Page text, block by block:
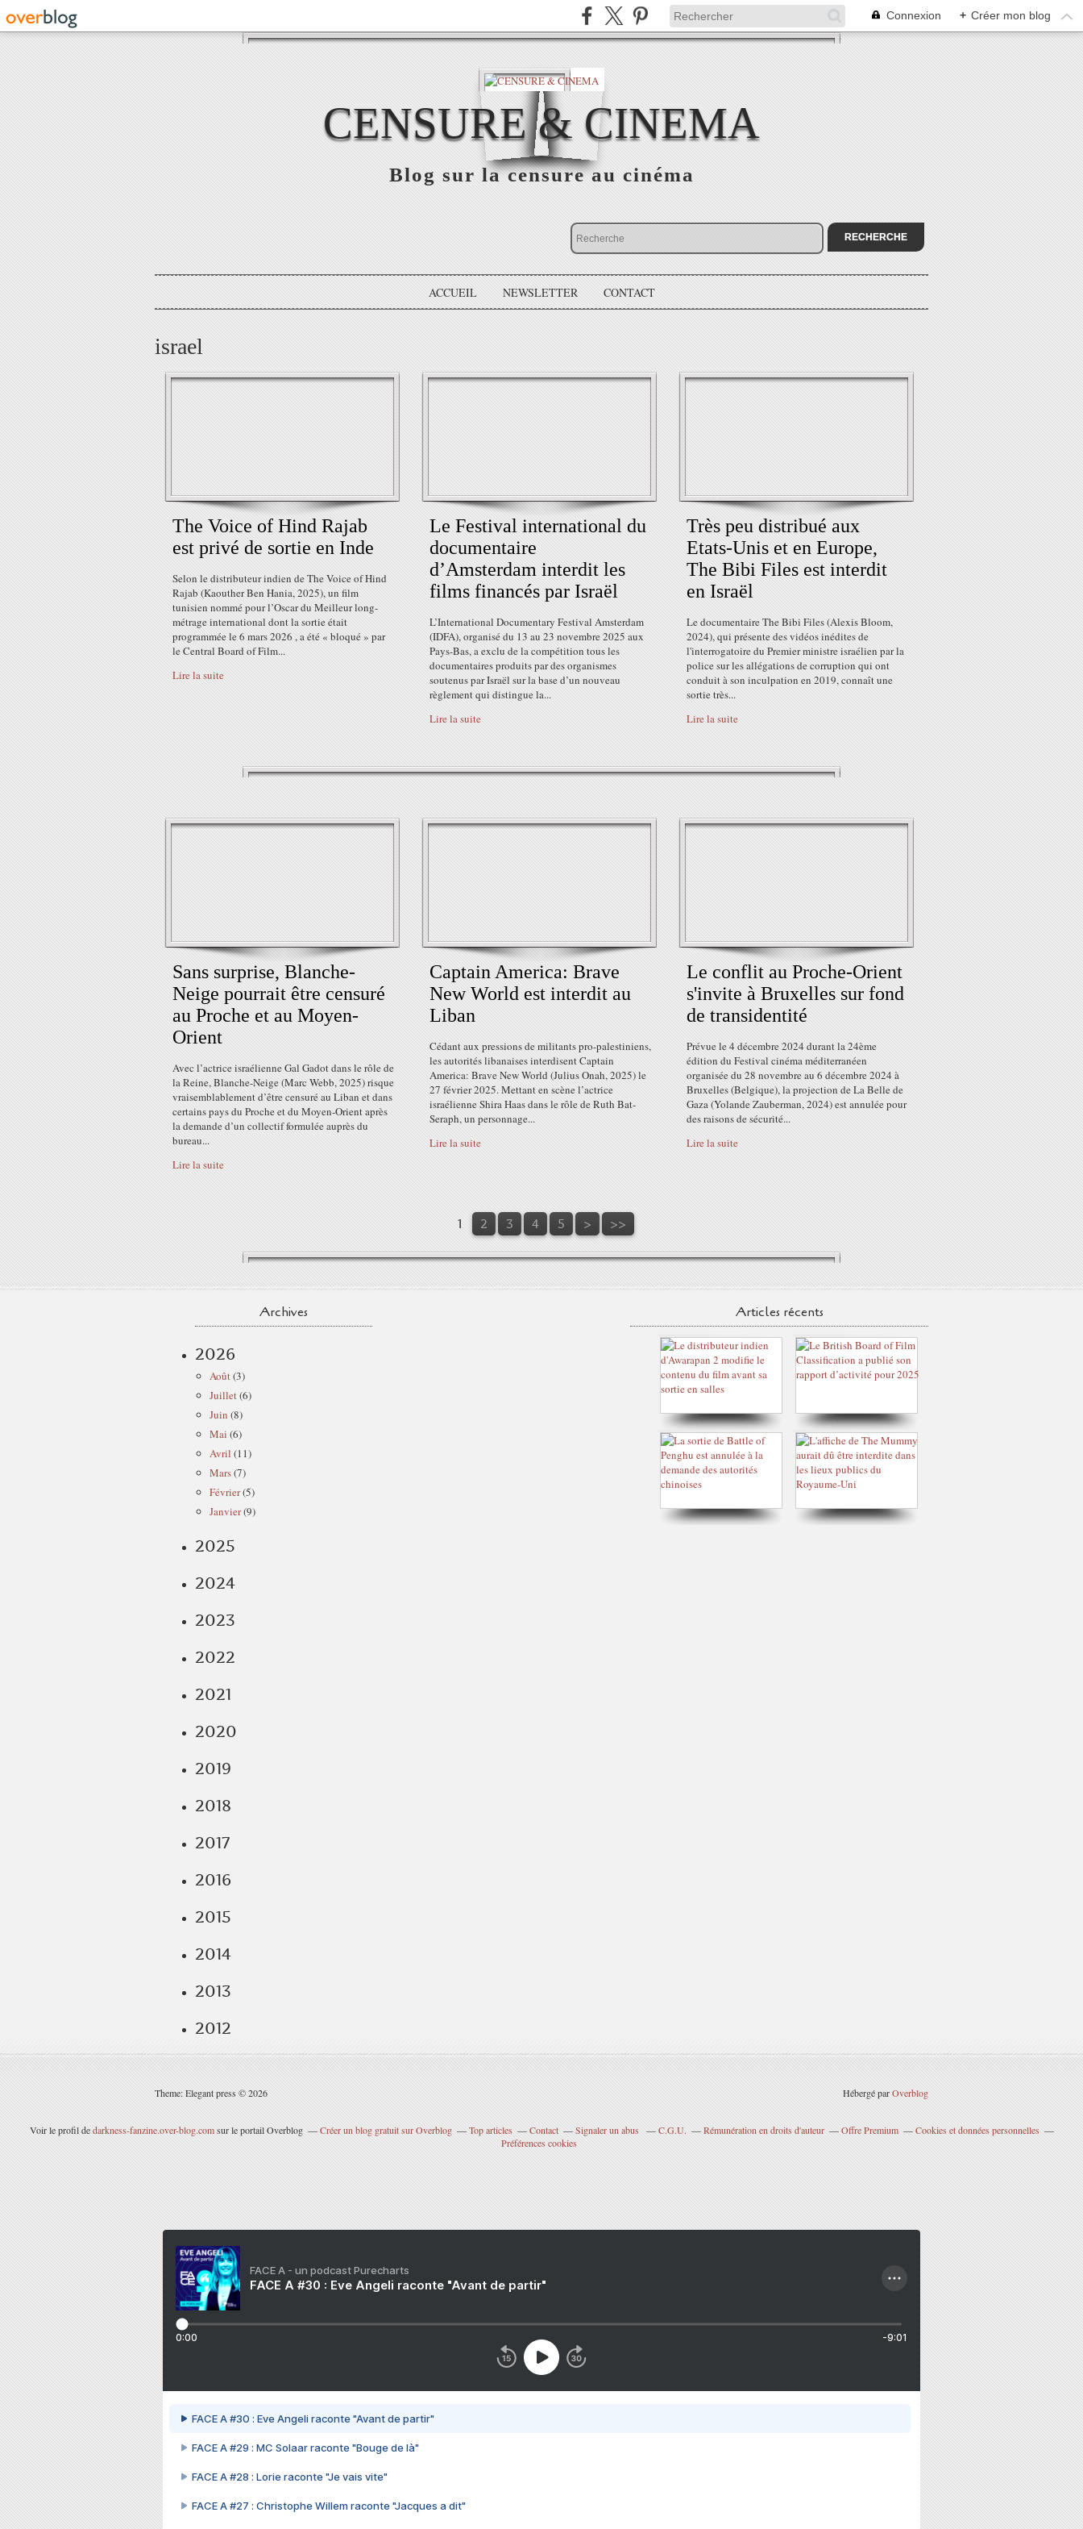
Connexion + Créer mon blog
CENSURE & CINEMA
Blog sur la censure au cinéma
ACCUEIL NEWSLETTER CONTACT
israel
The Voice of Hind Rajab
est privé de sortie en Inde
Selon le distributeur indien de The Voice of Hind
Rajab (Kaouther Ben Hania, 2025), un film
tunisien nommé pour l’Oscar du Meilleur long-
métrage international dont la sortie était
programmée le 6 mars 2026 , a été « bloqué » par
le Central Board of Film...
Lire la suite
Le Festival international du
documentaire
d’Amsterdam interdit les
films financés par Israël
L’International Documentary Festival Amsterdam
(IDFA), organisé du 13 au 23 novembre 2025 aux
Pays-Bas, a exclu de la compétition tous les
documentaires produits par des organismes
soutenus par Israël sur la base d’un nouveau
règlement qui distingue la...
Lire la suite
Très peu distribué aux
Etats-Unis et en Europe,
The Bibi Files est interdit
en Israël
Le documentaire The Bibi Files (Alexis Bloom,
2024), qui présente des vidéos inédites de
l'interrogatoire du Premier ministre israélien par la
police sur les allégations de corruption qui ont
conduit à son inculpation en 2019, connaît une
sortie très...
Lire la suite
Sans surprise, Blanche-
Neige pourrait être censuré
au Proche et au Moyen-
Orient
Avec l’actrice israélienne Gal Gadot dans le rôle de
la Reine, Blanche-Neige (Marc Webb, 2025) risque
vraisemblablement d’être censuré au Liban et dans
certains pays du Proche et du Moyen-Orient après
la demande d’un collectif formulée auprès du
bureau...
Lire la suite
Captain America: Brave
New World est interdit au
Liban
Cédant aux pressions de militants pro-palestiniens,
les autorités libanaises interdisent Captain
America: Brave New World (Julius Onah, 2025) le
27 février 2025. Mettant en scène l’actrice
israélienne Shira Haas dans le rôle de Ruth Bat-
Seraph, un personnage...
Lire la suite
Le conflit au Proche-Orient
s'invite à Bruxelles sur fond
de transidentité
Prévue le 4 décembre 2024 durant la 24ème
édition du Festival cinéma méditerranéen
organisée du 28 novembre au 6 décembre 2024 à
Bruxelles (Belgique), la projection de La Belle de
Gaza (Yolande Zauberman, 2024) est annulée pour
des raisons de sécurité...
Lire la suite
1 2 3 4 5 > >>
Archives
2026
Août(3)
Juillet(6)
Juin (8)
Mai (6)
Avril (11)
Mars(7)
Février(5)
Janvier(9)
2025
2024
2023
2022
2021
2020
2019
2018
2017
2016
2015
2014
2013
2012
Articles récents
Theme: Elegant press © 2026 Hébergé parOverblog
Voir le profil dedarkness-fanzine.over-blog.comsur le portail Overblog Créer un blog gratuit sur Overblog Top articles Contact Signaler un abus C.G.U. Rémunération en droits d'auteur Offre Premium
Cookies et données personnelles
Préférences cookies
FACE A - un podcast Purecharts
FACE A #30 : Eve Angeli raconte "Avant de partir"
0:00 -9:01
FACE A #30 : Eve Angeli raconte "Avant de partir"
FACE A #29 : MC Solaar raconte "Bouge de là"
FACE A #28 : Lorie raconte "Je vais vite"
FACE A #27 : Christophe Willem raconte "Jacques a dit"